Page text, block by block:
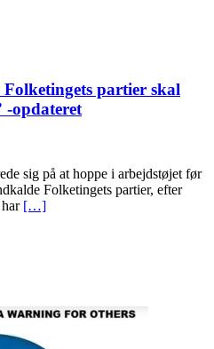
partier skal
-opdateret
sig på at hoppe i arbejdstøjet før
Folketingets partier, efter
[…]